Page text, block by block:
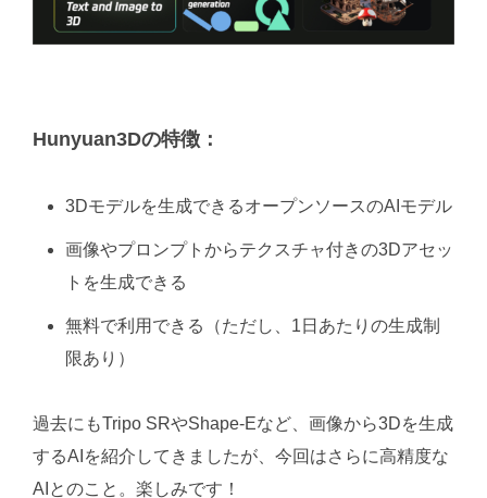
Hunyuan3Dの特徴：
3Dモデルを生成できるオープンソースのAIモデル
画像やプロンプトからテクスチャ付きの3Dアセッ
トを生成できる
無料で利用できる（ただし、1日あたりの生成制
限あり）
過去にもTripo SRやShape-Eなど、画像から3Dを生成
するAIを紹介してきましたが、今回はさらに高精度な
AIとのこと。楽しみです！